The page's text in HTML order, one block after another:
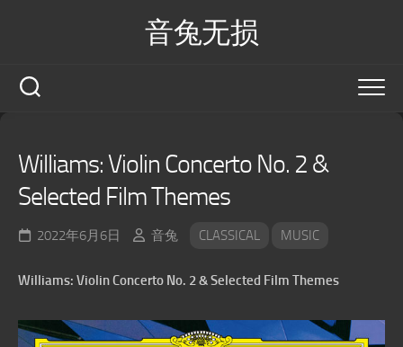
音兔无损
Williams: Violin Concerto No. 2 &
Selected Film Themes
2022年6月6日 音兔 CLASSICAL MUSIC
Williams: Violin Concerto No. 2 & Selected Film Themes